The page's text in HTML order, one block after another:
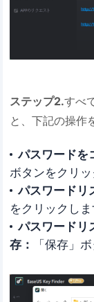
ステップ2.すべ
と、下記の操作
パスワードを
ボタンをクリッ
パスワードリ
をクリックしま
パスワードリ
存：
「保存」